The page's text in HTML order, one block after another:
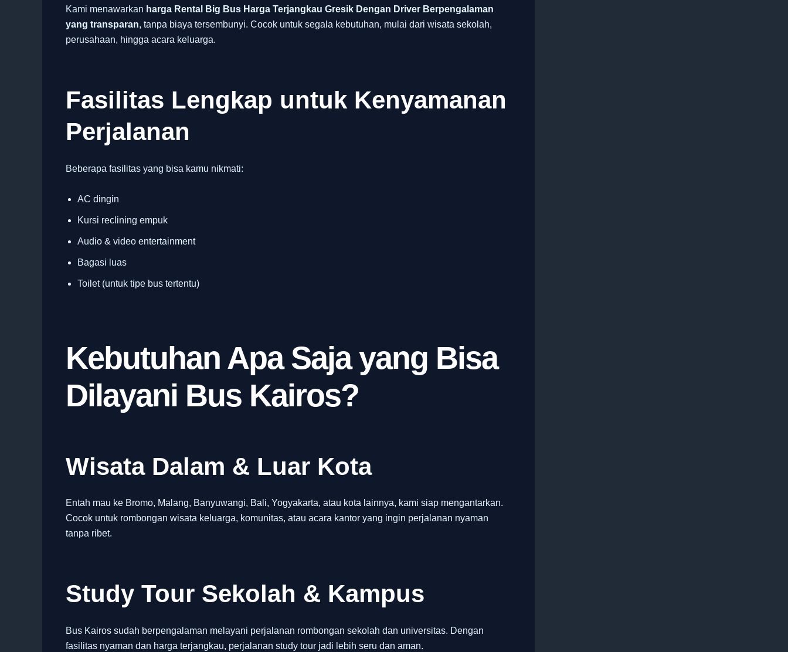
Kami menawarkan harga Rental Big Bus Harga Terjangkau Gresik Dengan Driver Berpengalaman
yang transparan, tanpa biaya tersembunyi. Cocok untuk segala kebutuhan, mulai dari wisata sekolah,
perusahaan, hingga acara keluarga.
Fasilitas Lengkap untuk Kenyamanan
Perjalanan
Beberapa fasilitas yang bisa kamu nikmati:
AC dingin
Kursi reclining empuk
Audio & video entertainment
Bagasi luas
Toilet (untuk tipe bus tertentu)
Kebutuhan Apa Saja yang Bisa
Dilayani Bus Kairos?
Wisata Dalam & Luar Kota
Entah mau ke Bromo, Malang, Banyuwangi, Bali, Yogyakarta, atau kota lainnya, kami siap mengantarkan.
Cocok untuk rombongan wisata keluarga, komunitas, atau acara kantor yang ingin perjalanan nyaman
tanpa ribet.
Study Tour Sekolah & Kampus
Bus Kairos sudah berpengalaman melayani perjalanan rombongan sekolah dan universitas. Dengan
fasilitas nyaman dan harga terjangkau, perjalanan study tour jadi lebih seru dan aman.